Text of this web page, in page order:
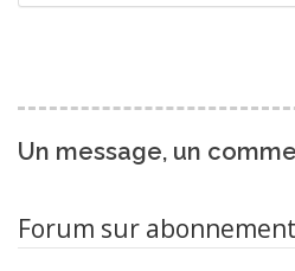
Un message, un
Forum sur abonnement